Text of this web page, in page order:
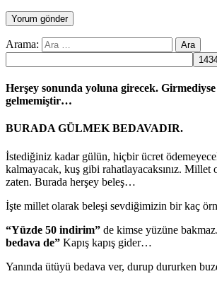
Arama:
Herşey sonunda yoluna girecek.
gelmemiştir…
BURADA GÜLMEK BEDAVADIR.
İstediğiniz kadar gülün, hiçbir ücret
kalmayacak, kuş gibi rahatlayacaksınız. Millet
zaten. Burada herşey beleş…
İşte millet olarak beleşi sevdiğimizin bir kaç
“Yüzde 50 indirim” de kimse yüzüne bakmaz.
bedava de” Kapış kapış gider…
Yanında ütüyü bedava ver, durup dururken